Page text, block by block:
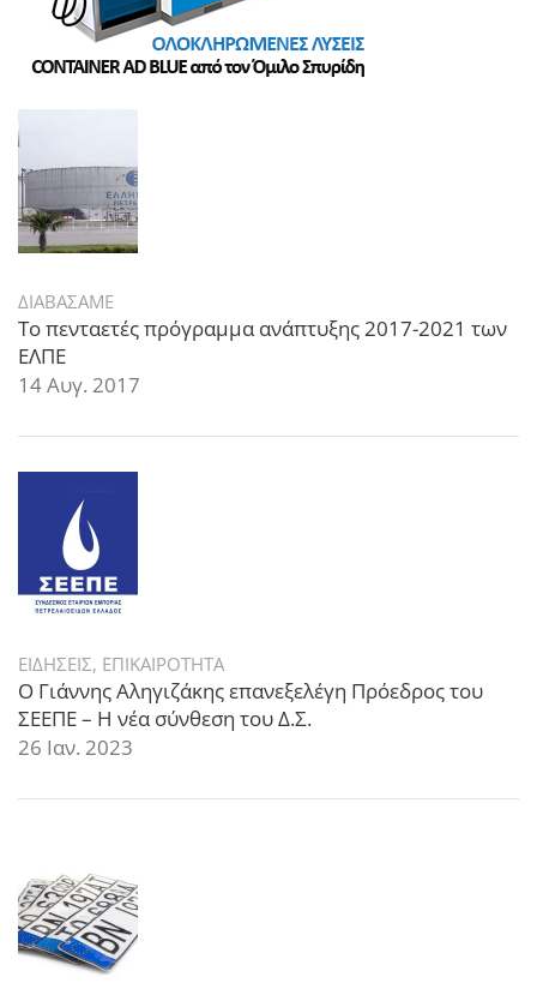
ΔΙΑΒΑΣΑΜΕ
Το πενταετές πρόγραμμα ανάπτυξης 2017-2021 των
ΕΛΠΕ
14 Αυγ. 2017
ΕΙΔΗΣΕΙΣ, ΕΠΙΚΑΙΡΟΤΗΤΑ
Ο Γιάννης Αληγιζάκης επανεξελέγη Πρόεδρος του
ΣΕΕΠΕ – Η νέα σύνθεση του Δ.Σ.
26 Ιαν. 2023